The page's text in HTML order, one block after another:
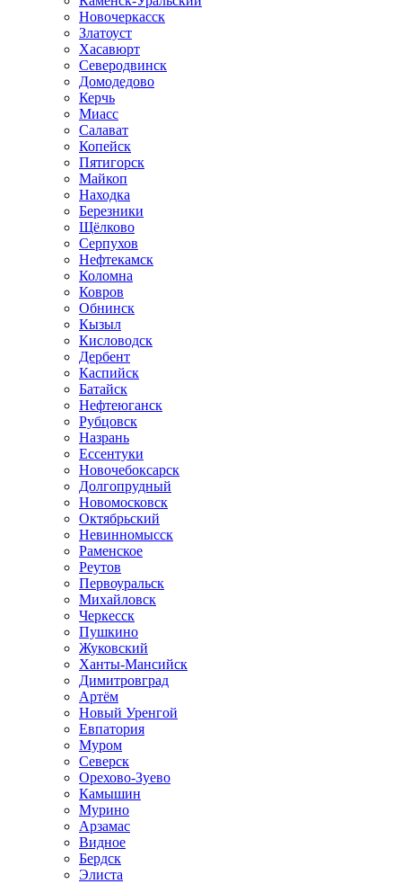
Новочеркасск
Златоуст
Хасавюрт
Северодвинск
Домодедово
Керчь
Миасс
Салават
Копейск
Пятигорск
Майкоп
Находка
Березники
Щёлково
Серпухов
Нефтекамск
Коломна
Ковров
Обнинск
Кызыл
Кисловодск
Дербент
Каспийск
Батайск
Нефтеюганск
Рубцовск
Назрань
Ессентуки
Новочебоксарск
Долгопрудный
Новомосковск
Октябрьский
Невинномысск
Раменское
Реутов
Первоуральск
Михайловск
Черкесск
Пушкино
Жуковский
Ханты-Мансийск
Димитровград
Артём
Новый Уренгой
Евпатория
Муром
Северск
Орехово-Зуево
Камышин
Мурино
Арзамас
Видное
Бердск
Элиста